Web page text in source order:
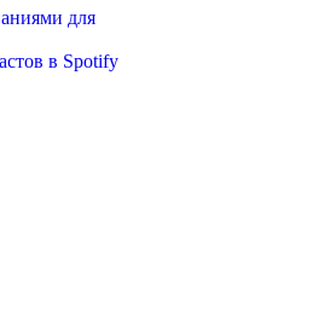
для
в Spotify